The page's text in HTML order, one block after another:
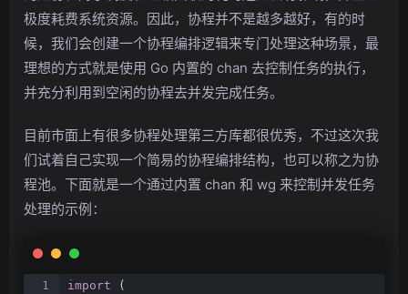
极度耗费系统资源。因此，协程并不是越多越好，有的时
候，我们会创建一个协程编排逻辑来专门处理这种场景，最
理想的方式就是使用 Go 内置的 chan 去控制任务的执行，
并充分利用到空闲的协程去并发完成任务。
目前市面上有很多协程处理第三方库都很优秀，不过这次我
们试着自己实现一个简易的协程编排结构，也可以称之为协
程池。下面就是一个通过内置 chan 和 wg 来控制并发任务
处理的示例：
import
(